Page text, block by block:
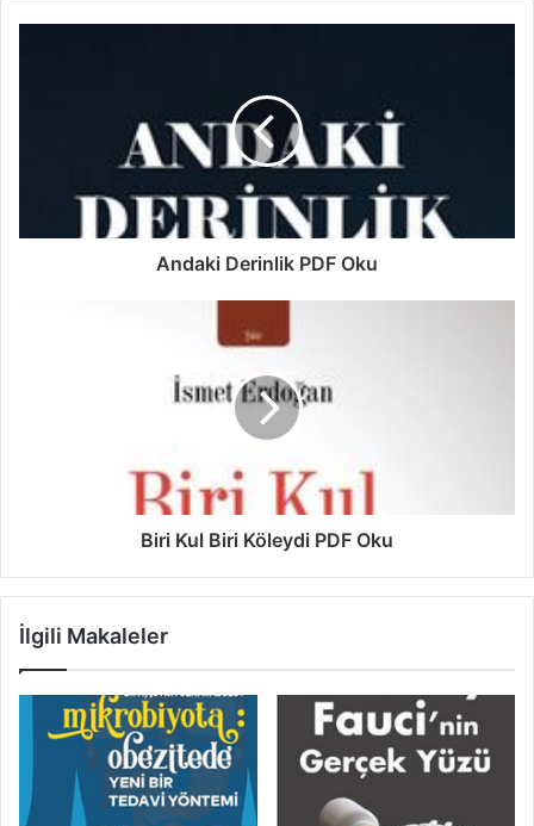
Andaki Derinlik PDF Oku
Biri Kul Biri Köleydi PDF Oku
İlgili Makaleler